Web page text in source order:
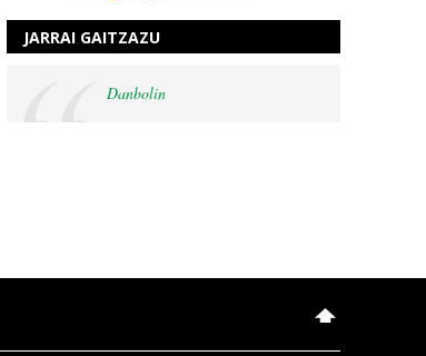
JARRAI GAITZAZU
Danbolin